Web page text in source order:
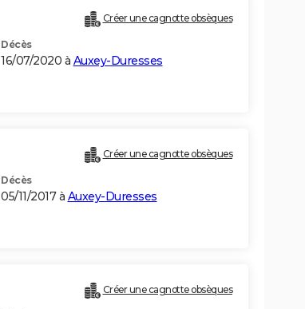
Créer une cagnotte obsèques
Décès
16/07/2020 à Auxey-Duresses
Créer une cagnotte obsèques
Décès
05/11/2017 à Auxey-Duresses
Créer une cagnotte obsèques